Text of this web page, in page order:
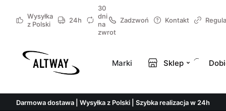
Wysyłka
z Polski
24h
30
dni
na
zwrot
Zadzwoń Kontakt
Marki Sklep
Darmowa dostawa | Wysyłka z Polski | Szybka realizacja w 24h